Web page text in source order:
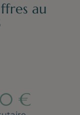
au
€